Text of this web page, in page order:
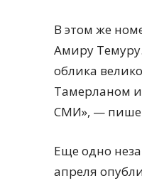
В этом же
Амиру
облика
Тамерланом и
СМИ», —
Еще одно
апреля